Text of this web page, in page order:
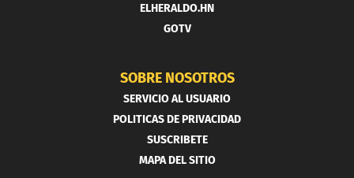
ELHERALDO.HN
GOTV
SOBRE NOSOTROS
SERVICIO AL USUARIO
POLITICAS DE PRIVACIDAD
SUSCRIBETE
MAPA DEL SITIO